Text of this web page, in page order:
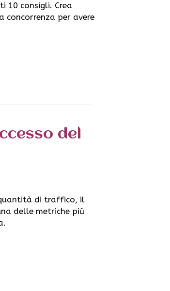
10 consigli. Crea
per avere
del
di traffico, il
delle metriche più